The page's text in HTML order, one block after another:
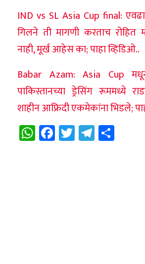
IND vs SL Asia Cup final: एवढा
गिलने ती मागणी करताच रोहित
नाही, मूर्ख आहेस का; पाहा व्हिडिओ..
Babar Azam: Asia Cup
पाकिस्तानच्या ड्रेसिंग रूममध्ये
शाहीन आफ्रिदी एकमेकांना भिडले;
WhatsApp
Facebook
TwitterTelegram